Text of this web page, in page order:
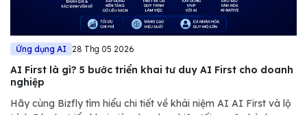
Ứng dụng AI 28 Thg 05 2026
AI First là gì? 5 bước triển khai tư duy AI First cho doanh
nghiệp
Hãy cùng Bizfly tìm hiểu chi tiết về khái niệm AI AI First và lộ